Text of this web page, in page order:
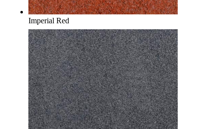
Imperial Red